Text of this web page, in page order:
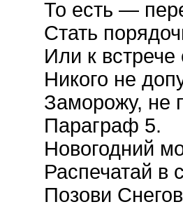
То есть —
Стать
Или к
Никого не
Заморожу, не
Параграф 5.
Новогодний
Распечатай в
Позови